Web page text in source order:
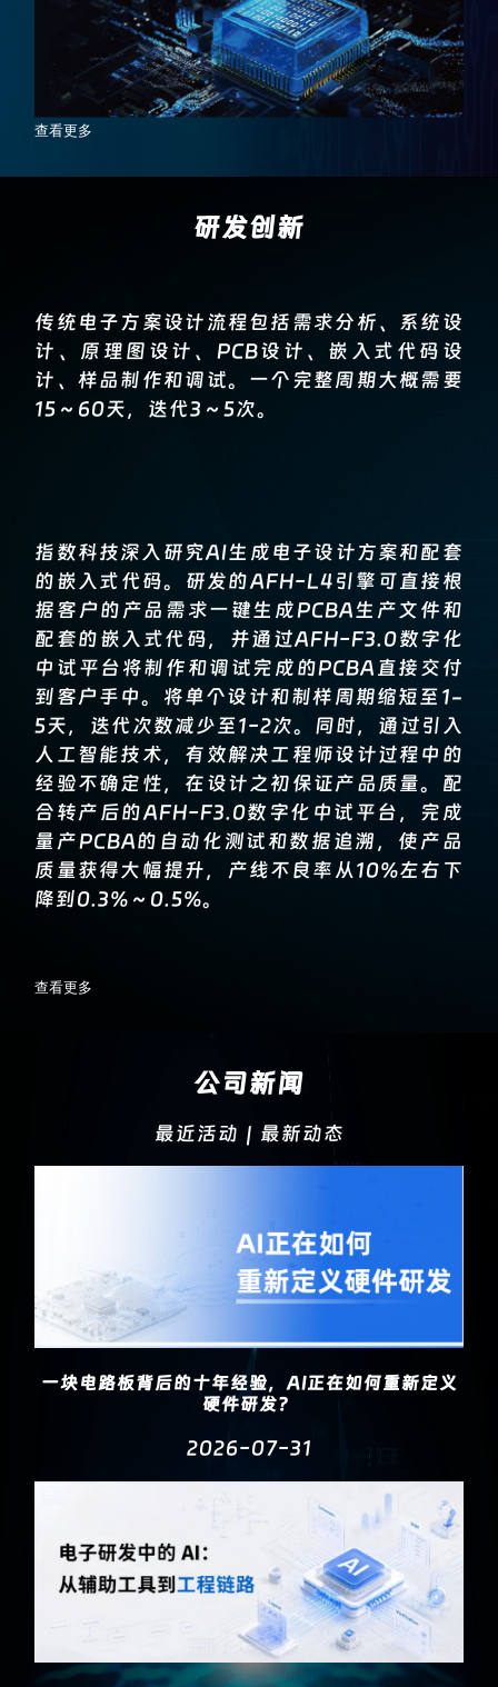
查看更多
研发创新
传统电子方案设计流程包括需求分析、系统设
计、原理图设计、PCB设计、嵌入式代码设
计、样品制作和调试。一个完整周期大概需要
15～60天，迭代3～5次。
指数科技深入研究AI生成电子设计方案和配套
的嵌入式代码。研发的AFH-L4引擎可直接根
据客户的产品需求一键生成PCBA生产文件和
配套的嵌入式代码，并通过AFH-F3.0数字化
中试平台将制作和调试完成的PCBA直接交付
到客户手中。将单个设计和制样周期缩短至1-
5天，迭代次数减少至1-2次。同时，通过引入
人工智能技术，有效解决工程师设计过程中的
经验不确定性，在设计之初保证产品质量。配
合转产后的AFH-F3.0数字化中试平台，完成
量产PCBA的自动化测试和数据追溯，使产品
质量获得大幅提升，产线不良率从10%左右下
降到0.3%～0.5%。
查看更多
公司新闻
最近活动｜最新动态
一块电路板背后的十年经验，AI正在如何重新定义
硬件研发？
2026-07-31